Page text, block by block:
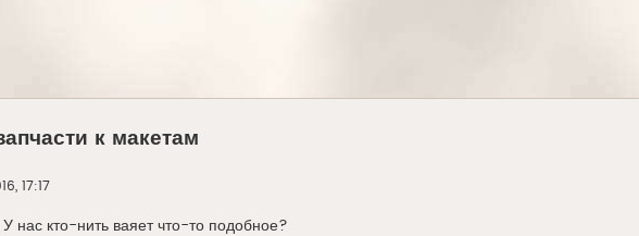
к макетам
17:17
нас кто-нить ваяет что-то подобное?